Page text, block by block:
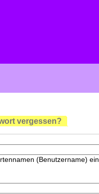
vergessen?
(Benutzername) ein.